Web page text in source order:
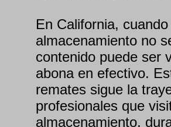
En California,
almacenamiento no
contenido puede ser
abona en efectivo.
remates sigue la
profesionales que
almacenamiento,